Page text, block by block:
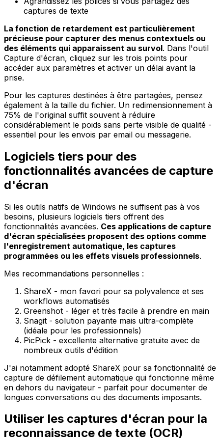
captures de texte
La fonction de retardement est particulièrement
précieuse pour capturer des menus contextuels ou
des éléments qui apparaissent au survol. Dans l'outil
Capture d'écran, cliquez sur les trois points pour
accéder aux paramètres et activer un délai avant la
prise.
Pour les captures destinées à être partagées, pensez
également à la taille du fichier. Un redimensionnement à
75% de l'original suffit souvent à réduire
considérablement le poids sans perte visible de qualité -
essentiel pour les envois par email ou messagerie.
Logiciels tiers pour des
fonctionnalités avancées de capture
d'écran
Si les outils natifs de Windows ne suffisent pas à vos
besoins, plusieurs logiciels tiers offrent des
fonctionnalités avancées. Ces applications de capture
d'écran spécialisées proposent des options comme
l'enregistrement automatique, les captures
programmées ou les effets visuels professionnels.
Mes recommandations personnelles :
ShareX - mon favori pour sa polyvalence et ses
workflows automatisés
Greenshot - léger et très facile à prendre en main
Snagit - solution payante mais ultra-complète
(idéale pour les professionnels)
PicPick - excellente alternative gratuite avec de
nombreux outils d'édition
J'ai notamment adopté ShareX pour sa fonctionnalité de
capture de défilement automatique qui fonctionne même
en dehors du navigateur - parfait pour documenter de
longues conversations ou des documents imposants.
Utiliser les captures d'écran pour la
reconnaissance de texte (OCR)